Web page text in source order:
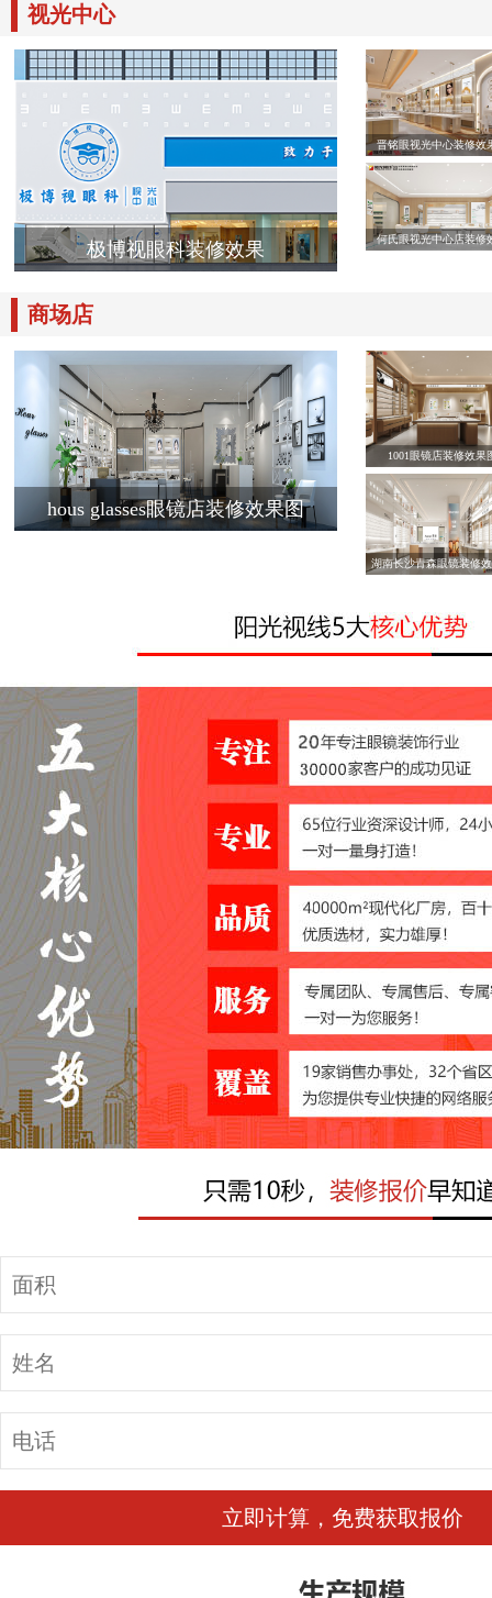
视光中心
极博视眼科装修效果
晋铭眼视光中心装修效
何氏眼视光中心店装修
商场店
hous glasses眼镜店装修效果图
1001眼镜店装修效果
湖南长沙青森眼镜装修